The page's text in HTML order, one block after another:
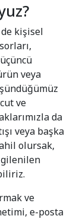
kişisel
veya
ve
da
veya başka
olursak,
ve
e-posta